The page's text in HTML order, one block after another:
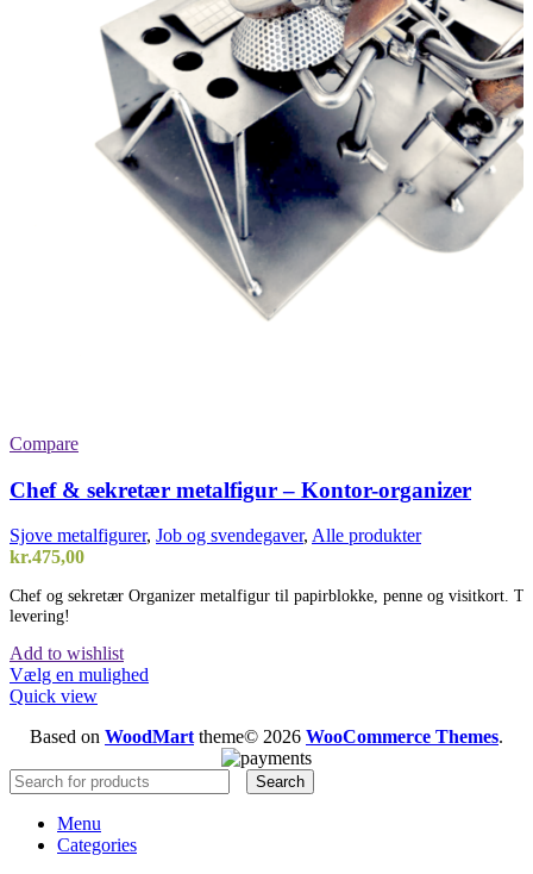
Compare
Chef & sekretær metalfigur – Kontor-organizer
Sjove metalfigurer, Job og svendegaver, Alle produkter
kr.475,00
Chef og sekretær Organizer metalfigur til papirblokke, penne og visitkort.
levering!
Add to wishlist
Vælg en mulighed
Quick view
Based on WoodMart theme© 2026 WooCommerce Themes.
Search
Menu
Categories